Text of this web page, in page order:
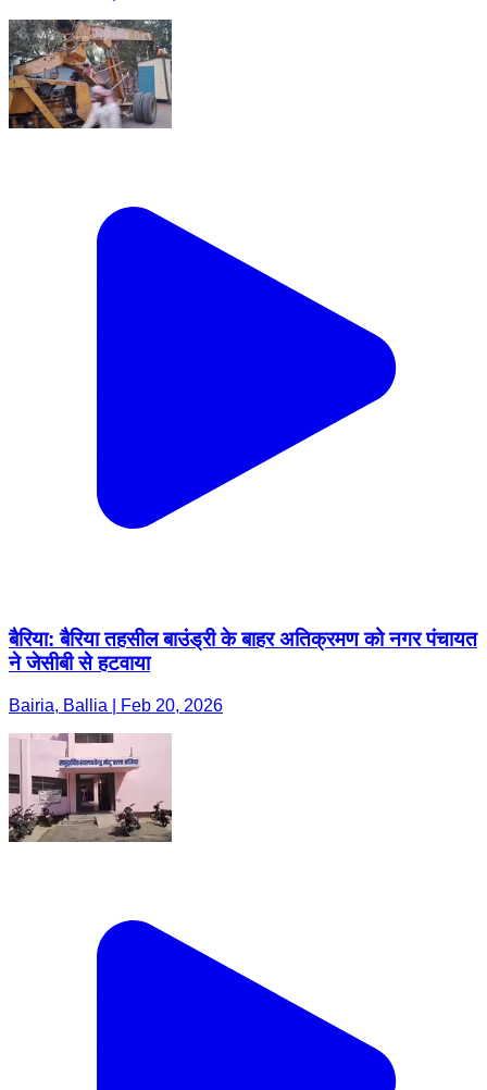
बैरिया: बैरिया तहसील बाउंड्री के बाहर अतिक्रमण को नगर पंचायत
ने जेसीबी से हटवाया
Bairia, Ballia | Feb 20, 2026